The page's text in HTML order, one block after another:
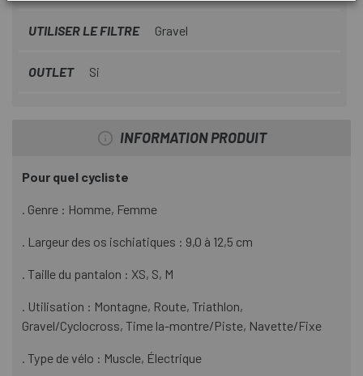
UTILISER LE FILTRE Gravel
OUTLET Si
INFORMATION PRODUIT
Pour quel cycliste
. Genre : Homme, Femme
. Largeur des os ischiatiques : 9,0 à 12,5 cm
. Taille du pantalon : XS, S, M
. Utilisation : Montagne, Route, Triathlon,
Gravel/Cyclocross, Time la-montre/Piste, Navette/Fixe
. Type de vélo : Muscle, Électrique